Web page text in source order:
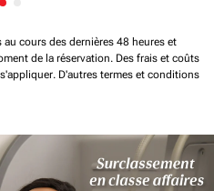
Affichage de cmp-pagination-
cours des dernières 48 heures et
de la réservation. Des frais et coûts
D'autres termes et conditions